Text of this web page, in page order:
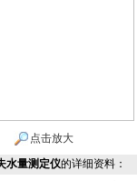
点击放大
水量测定仪的详细资料：